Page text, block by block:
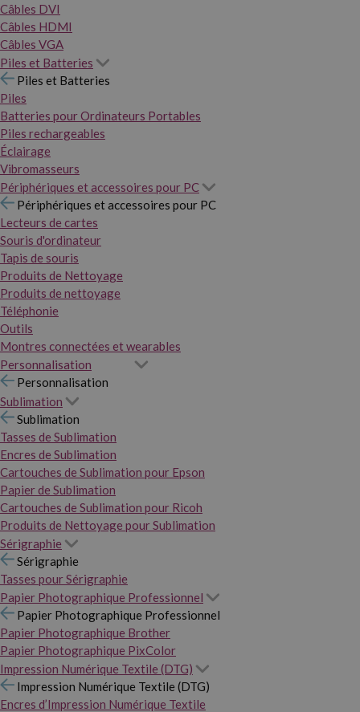
Câbles DVI
Câbles HDMI
Câbles VGA
Piles et Batteries
Piles et Batteries
Piles
Batteries pour Ordinateurs Portables
Piles rechargeables
Éclairage
Vibromasseurs
Périphériques et accessoires pour PC
Périphériques et accessoires pour PC
Lecteurs de cartes
Souris d'ordinateur
Tapis de souris
Produits de Nettoyage
Produits de nettoyage
Téléphonie
Outils
Montres connectées et wearables
Personnalisation
Personnalisation
Sublimation
Sublimation
Tasses de Sublimation
Encres de Sublimation
Cartouches de Sublimation pour Epson
Papier de Sublimation
Cartouches de Sublimation pour Ricoh
Produits de Nettoyage pour Sublimation
Sérigraphie
Sérigraphie
Tasses pour Sérigraphie
Papier Photographique Professionnel
Papier Photographique Professionnel
Papier Photographique Brother
Papier Photographique PixColor
Impression Numérique Textile (DTG)
Impression Numérique Textile (DTG)
Encres d’Impression Numérique Textile